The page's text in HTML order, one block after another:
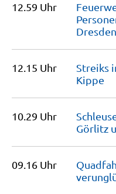
12.59 Uhr
Dresden
12.15 Uhr
Streiks
Kippe
10.29 Uhr
Görlitz
09.16 Uhr